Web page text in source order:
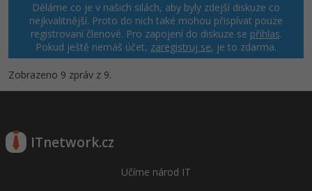
Děláme co je v našich silách, aby byly zdejší diskuze co
nejkvalitnější. Proto do nich také mohou přispívat pouze
registrovaní členové. Pro zapojení do diskuze se přihlas.
Pokud ještě nemáš účet, zaregistruj se, je to zdarma.
Zobrazeno 9 zpráv z 9.
ITnetwork.cz
Učíme národ IT